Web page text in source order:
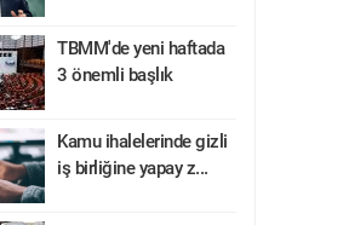
TBMM'de yeni haftada
3 önemli başlık
Kamu ihalelerinde gizli
iş birliğine yapay z...